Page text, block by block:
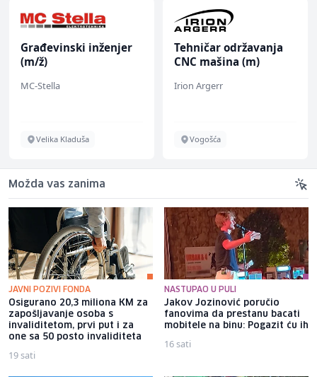
Građevinski inženjer
(m/ž)
MC-Stella
Velika Kladuša
Tehničar održavanja
CNC mašina (m)
Irion Argerr
Vogošća
Možda vas zanima
JAVNI POZIVI FONDA
Osigurano 20,3 miliona KM za
zapošljavanje osoba s
invaliditetom, prvi put i za
one sa 50 posto invaliditeta
19 sati
NASTUPAO U PULI
Jakov Jozinović poručio
fanovima da prestanu bacati
mobitele na binu: Pogazit ću ih
16 sati